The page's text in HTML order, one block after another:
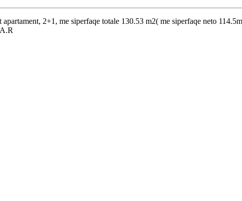
2+1, me siperfaqe totale 130.53 m2( me siperfaqe neto